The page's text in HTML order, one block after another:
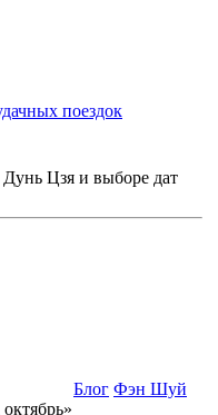
поездок
Цзя и выборе дат
Блог Фэн Шуй